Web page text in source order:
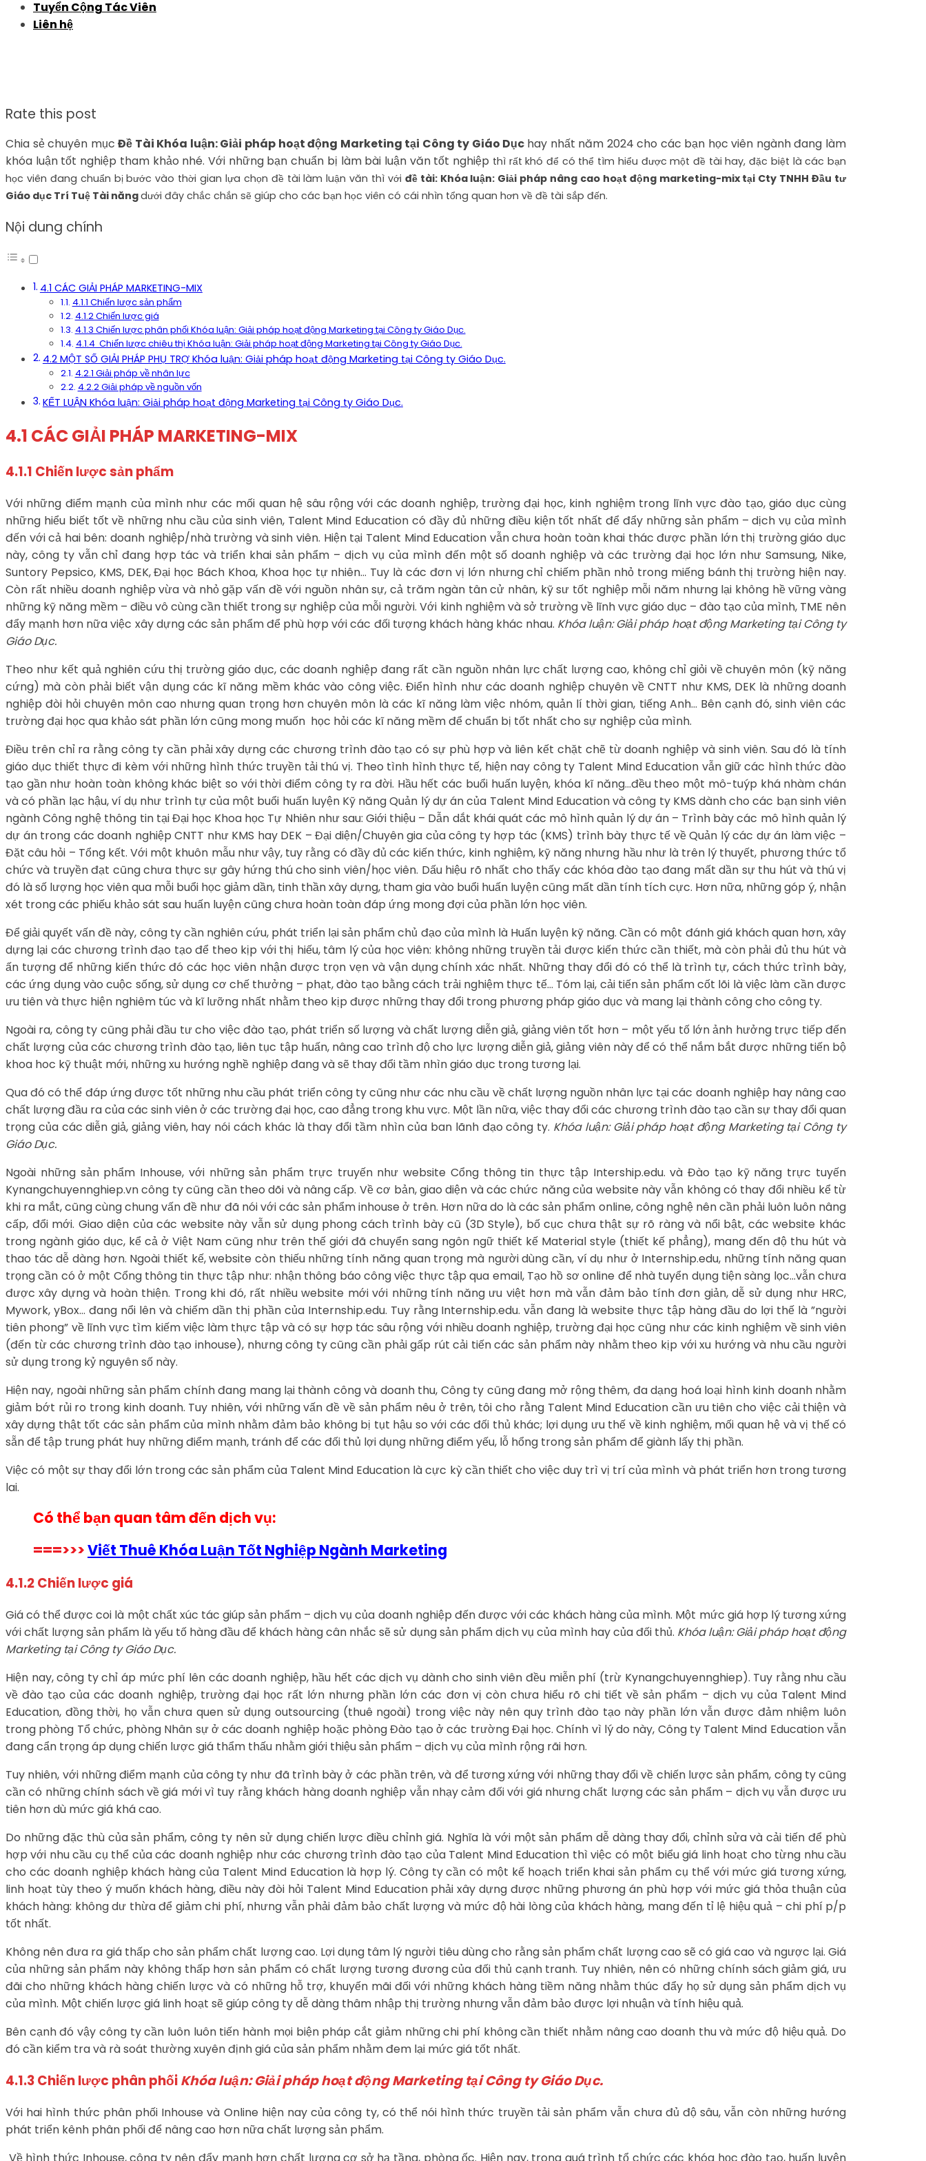
Tuyển Cộng Tác Viên
Liên hệ
Rate this post
Chia sẻ chuyên mụcĐề Tài Khóa luận: Giải pháp hoạt động Marketing tại Công ty Giáo Dục hay nhất năm 2024 cho các bạn học viên ngành đang làm
khóa luận tốt nghiệp tham khảo nhé. Với những bạn chuẩn bị làm bài luận văn tốt nghiệp thì rất khó để có thể tìm hiểu được một đề tài hay, đặc biệt là các bạn
học viên đang chuẩn bị bước vào thời gian lựa chọn đề tài làm luận văn thì với đề tài: Khóa luận: Giải pháp nâng cao hoạt động marketing-mix tại Cty TNHH Đầu tư
Giáo dục Trí Tuệ Tài năngdưới đây chắc chắn sẽ giúp cho các bạn học viên có cái nhìn tổng quan hơn về đề tài sắp đến.
Nội dung chính
4.1 CÁC GIẢI PHÁP MARKETING-MIX
4.1.1 Chiến lược sản phẩm
4.1.2 Chiến lược giá
4.1.3 Chiến lược phân phối Khóa luận: Giải pháp hoạt động Marketing tại Công ty Giáo Dục.
4.1.4 Chiến lược chiêu thị Khóa luận: Giải pháp hoạt động Marketing tại Công ty Giáo Dục.
4.2 MỘT SỐ GIẢI PHÁP PHỤ TRỢ Khóa luận: Giải pháp hoạt động Marketing tại Công ty Giáo Dục.
4.2.1 Giải pháp về nhân lực
4.2.2 Giải pháp về nguồn vốn
KẾT LUẬN Khóa luận: Giải pháp hoạt động Marketing tại Công ty Giáo Dục.
4.1 CÁC GIẢI PHÁP MARKETING-MIX
4.1.1 Chiến lược sản phẩm
Với những điểm mạnh của mình như các mối quan hệ sâu rộng với các doanh nghiệp, trường đại học, kinh nghiệm trong lĩnh vực đào tạo, giáo dục cùng
những hiểu biết tốt về những nhu cầu của sinh viên, Talent Mind Education có đầy đủ những điều kiện tốt nhất để đẩy những sản phẩm – dịch vụ của mình
đến với cả hai bên: doanh nghiệp/nhà trường và sinh viên. Hiện tại Talent Mind Education vẫn chưa hoàn toàn khai thác được phần lớn thị trường giáo dục
này, công ty vẫn chỉ đang hợp tác và triển khai sản phẩm – dịch vụ của mình đến một số doanh nghiệp và các trường đại học lớn như Samsung, Nike,
Suntory Pepsico, KMS, DEK, Đại học Bách Khoa, Khoa học tự nhiên… Tuy là các đơn vị lớn nhưng chỉ chiếm phần nhỏ trong miếng bánh thị trường hiện nay.
Còn rất nhiều doanh nghiệp vừa và nhỏ gặp vấn đề với nguồn nhân sự, cả trăm ngàn tân cử nhân, kỹ sư tốt nghiệp mỗi năm nhưng lại không hề vững vàng
những kỹ năng mềm – điều vô cùng cần thiết trong sự nghiệp của mỗi người. Với kinh nghiệm và sở trường về lĩnh vực giáo dục – đào tạo của mình, TME nên
đẩy mạnh hơn nữa việc xây dựng các sản phẩm để phù hợp với các đối tượng khách hàng khác nhau. Khóa luận: Giải pháp hoạt động Marketing tại Công ty
Giáo Dục.
Theo như kết quả nghiên cứu thị trường giáo dục, các doanh nghiệp đang rất cần nguồn nhân lực chất lượng cao, không chỉ giỏi về chuyên môn (kỹ năng
cứng) mà còn phải biết vận dụng các kĩ năng mềm khác vào công việc. Điển hình như các doanh nghiệp chuyên về CNTT như KMS, DEK là những doanh
nghiệp đòi hỏi chuyên môn cao nhưng quan trọng hơn chuyên môn là các kĩ năng làm việc nhóm, quản lí thời gian, tiếng Anh… Bên cạnh đó, sinh viên các
trường đại học qua khảo sát phần lớn cũng mong muốn học hỏi các kĩ năng mềm để chuẩn bị tốt nhất cho sự nghiệp của mình.
Điều trên chỉ ra rằng công ty cần phải xây dựng các chương trình đào tạo có sự phù hợp và liên kết chặt chẽ từ doanh nghiệp và sinh viên. Sau đó là tính
giáo dục thiết thực đi kèm với những hình thức truyền tải thú vị. Theo tình hình thực tế, hiện nay công ty Talent Mind Education vẫn giữ các hình thức đào
tạo gần như hoàn toàn không khác biệt so với thời điểm công ty ra đời. Hầu hết các buổi huấn luyện, khóa kĩ năng…đều theo một mô-tuýp khá nhàm chán
và có phần lạc hậu, ví dụ như trình tự của một buổi huấn luyện Kỹ năng Quản lý dự án của Talent Mind Education và công ty KMS dành cho các bạn sinh viên
ngành Công nghệ thông tin tại Đại học Khoa học Tự Nhiên như sau: Giới thiệu – Dẫn dắt khái quát các mô hình quản lý dự án – Trình bày các mô hình quản lý
dự án trong các doanh nghiệp CNTT như KMS hay DEK – Đại diện/Chuyên gia của công ty hợp tác (KMS) trình bày thực tế về Quản lý các dự án làm việc –
Đặt câu hỏi – Tổng kết. Với một khuôn mẫu như vậy, tuy rằng có đầy đủ các kiến thức, kinh nghiệm, kỹ năng nhưng hầu như là trên lý thuyết, phương thức tổ
chức và truyền đạt cũng chưa thực sự gây hứng thú cho sinh viên/học viên. Dấu hiệu rõ nhất cho thấy các khóa đào tạo đang mất dần sự thu hút và thú vị
đó là số lượng học viên qua mỗi buổi học giảm dần, tinh thần xây dựng, tham gia vào buổi huấn luyện cũng mất dần tính tích cực. Hơn nữa, những góp ý, nhận
xét trong các phiếu khảo sát sau huấn luyện cũng chưa hoàn toàn đáp ứng mong đợi của phần lớn học viên.
Để giải quyết vấn đề này, công ty cần nghiên cứu, phát triển lại sản phẩm chủ đạo của mình là Huấn luyện kỹ năng. Cần có một đánh giá khách quan hơn, xây
dựng lại các chương trình đạo tạo để theo kịp với thị hiếu, tâm lý của học viên: không những truyền tải được kiến thức cần thiết, mà còn phải đủ thu hút và
ấn tượng để những kiến thức đó các học viên nhận được trọn vẹn và vận dụng chính xác nhất. Những thay đổi đó có thể là trình tự, cách thức trình bày,
các ứng dụng vào cuộc sống, sử dụng cơ chế thưởng – phạt, đào tạo bằng cách trải nghiệm thực tế… Tóm lại, cải tiến sản phẩm cốt lõi là việc làm cần được
ưu tiên và thực hiện nghiêm túc và kĩ lưỡng nhất nhằm theo kịp được những thay đổi trong phương pháp giáo dục và mang lại thành công cho công ty.
Ngoài ra, công ty cũng phải đầu tư cho việc đào tạo, phát triển số lượng và chất lượng diễn giả, giảng viên tốt hơn – một yếu tố lớn ảnh hưởng trực tiếp đến
chất lượng của các chương trình đào tạo, liên tục tập huấn, nâng cao trình độ cho lực lượng diễn giả, giảng viên này để có thể nắm bắt được những tiến bộ
khoa hoc kỹ thuật mới, những xu hướng nghề nghiệp đang và sẽ thay đổi tầm nhìn giáo dục trong tương lại.
Qua đó có thể đáp ứng được tốt những nhu cầu phát triển công ty cũng như các nhu cầu về chất lượng nguồn nhân lực tại các doanh nghiệp hay nâng cao
chất lượng đầu ra của các sinh viên ở các trường đại học, cao đẳng trong khu vực. Một lần nữa, việc thay đổi các chương trình đào tạo cần sự thay đổi quan
trọng của các diễn giả, giảng viên, hay nói cách khác là thay đổi tầm nhìn của ban lãnh đạo công ty. Khóa luận: Giải pháp hoạt động Marketing tại Công ty
Giáo Dục.
Ngoài những sản phẩm Inhouse, với những sản phẩm trực truyến như website Cổng thông tin thực tập Intership.edu. và Đào tạo kỹ năng trực tuyến
Kynangchuyennghiep.vn công ty cũng cần theo dõi và nâng cấp. Về cơ bản, giao diện và các chức năng của website này vẫn không có thay đổi nhiều kể từ
khi ra mắt, cũng cùng chung vấn đề như đã nói với các sản phẩm inhouse ở trên. Hơn nữa do là các sản phẩm online, công nghệ nên cần phải luôn luôn nâng
cấp, đổi mới. Giao diện của các website này vẫn sử dụng phong cách trình bày cũ (3D Style), bố cục chưa thật sự rõ ràng và nổi bật, các website khác
trong ngành giáo dục, kể cả ở Việt Nam cũng như trên thế giới đã chuyển sang ngôn ngữ thiết kế Material style (thiết kế phẳng), mang đến độ thu hút và
thao tác dễ dàng hơn. Ngoài thiết kế, website còn thiếu những tính năng quan trọng mà người dùng cần, ví dụ như ở Internship.edu, những tính năng quan
trọng cần có ở một Cổng thông tin thực tập như: nhận thông báo công việc thực tập qua email, Tạo hồ sơ online để nhà tuyển dụng tiện sàng lọc…vẫn chưa
được xây dựng và hoàn thiện. Trong khi đó, rất nhiều website mới với những tính năng ưu việt hơn mà vẫn đảm bảo tính đơn giản, dễ sử dụng như HRC,
Mywork, yBox… đang nổi lên và chiếm dần thị phần của Internship.edu. Tuy rằng Internship.edu. vẫn đang là website thực tập hàng đầu do lợi thế là ”người
tiên phong” về lĩnh vực tìm kiếm việc làm thực tập và có sự hợp tác sâu rộng với nhiều doanh nghiệp, trường đại học cũng như các kinh nghiệm về sinh viên
(đến từ các chương trình đào tạo inhouse), nhưng công ty cũng cần phải gấp rút cải tiến các sản phẩm này nhằm theo kịp với xu hướng và nhu cầu người
sử dụng trong kỷ nguyên số này.
Hiện nay, ngoài những sản phẩm chính đang mang lại thành công và doanh thu, Công ty cũng đang mở rộng thêm, đa dạng hoá loại hình kinh doanh nhằm
giảm bớt rủi ro trong kinh doanh. Tuy nhiên, với những vấn đề về sản phẩm nêu ở trên, tôi cho rằng Talent Mind Education cần ưu tiên cho việc cải thiện và
xây dựng thật tốt các sản phẩm của mình nhằm đảm bảo không bị tụt hậu so với các đối thủ khác; lợi dụng ưu thế về kinh nghiệm, mối quan hệ và vị thế có
sẵn để tập trung phát huy những điểm mạnh, tránh để các đối thủ lợi dụng những điểm yếu, lỗ hổng trong sản phẩm để giành lấy thị phần.
Việc có một sự thay đổi lớn trong các sản phẩm của Talent Mind Education là cực kỳ cần thiết cho việc duy trì vị trí của mình và phát triển hơn trong tương
lai.
Có thể bạn quan tâm đến dịch vụ:
===>>>Viết Thuê Khóa Luận Tốt Nghiệp Ngành Marketing
4.1.2 Chiến lược giá
Giá có thể được coi là một chất xúc tác giúp sản phẩm – dịch vụ của doanh nghiệp đến được với các khách hàng của mình. Một mức giá hợp lý tương xứng
với chất lượng sản phẩm là yếu tố hàng đầu để khách hàng cân nhắc sẽ sử dụng sản phẩm dịch vụ của mình hay của đối thủ. Khóa luận: Giải pháp hoạt động
Marketing tại Công ty Giáo Dục.
Hiện nay, công ty chỉ áp mức phí lên các doanh nghiệp, hầu hết các dịch vụ dành cho sinh viên đều miễn phí (trừ Kynangchuyennghiep). Tuy rằng nhu cầu
về đào tạo của các doanh nghiệp, trường đại học rất lớn nhưng phần lớn các đơn vị còn chưa hiểu rõ chi tiết về sản phẩm – dịch vụ của Talent Mind
Education, đồng thời, họ vẫn chưa quen sử dụng outsourcing (thuê ngoài) trong việc này nên quy trình đào tạo này phần lớn vẫn được đảm nhiệm luôn
trong phòng Tổ chức, phòng Nhân sự ở các doanh nghiệp hoặc phòng Đào tạo ở các trường Đại học. Chính vì lý do này, Công ty Talent Mind Education vẫn
đang cẩn trọng áp dụng chiến lược giá thẩm thấu nhằm giới thiệu sản phẩm – dịch vụ của mình rộng rãi hơn.
Tuy nhiên, với những điểm mạnh của công ty như đã trình bày ở các phần trên, và để tương xứng với những thay đổi về chiến lược sản phẩm, công ty cũng
cần có những chính sách về giá mới vì tuy rằng khách hàng doanh nghiệp vẫn nhạy cảm đối với giá nhưng chất lượng các sản phẩm – dịch vụ vẫn được ưu
tiên hơn dù mức giá khá cao.
Do những đặc thù của sản phẩm, công ty nên sử dụng chiến lược điều chỉnh giá. Nghĩa là với một sản phẩm dễ dàng thay đổi, chỉnh sửa và cải tiến để phù
hợp với nhu cầu cụ thể của các doanh nghiệp như các chương trình đào tạo của Talent Mind Education thì việc có một biểu giá linh hoạt cho từng nhu cầu
cho các doanh nghiệp khách hàng của Talent Mind Education là hợp lý. Công ty cần có một kế hoạch triển khai sản phẩm cụ thể với mức giá tương xứng,
linh hoạt tùy theo ý muốn khách hàng, điều này đòi hỏi Talent Mind Education phải xây dựng được những phương án phù hợp với mức giá thỏa thuận của
khách hàng: không dư thừa để giảm chi phí, nhưng vẫn phải đảm bảo chất lượng và mức độ hài lòng của khách hàng, mang đến tỉ lệ hiệu quả – chi phí p/p
tốt nhất.
Không nên đưa ra giá thấp cho sản phẩm chất lượng cao. Lợi dụng tâm lý người tiêu dùng cho rằng sản phẩm chất lượng cao sẽ có giá cao và ngược lại. Giá
của những sản phẩm này không thấp hơn sản phẩm có chất lượng tương đương của đối thủ cạnh tranh. Tuy nhiên, nên có những chính sách giảm giá, ưu
đãi cho những khách hàng chiến lược và có những hỗ trợ, khuyến mãi đối với những khách hàng tiềm năng nhằm thúc đẩy họ sử dụng sản phẩm dịch vụ
của mình. Một chiến lược giá linh hoạt sẽ giúp công ty dễ dàng thâm nhập thị trường nhưng vẫn đảm bảo được lợi nhuận và tính hiệu quả.
Bên cạnh đó vậy công ty cần luôn luôn tiến hành mọi biện pháp cắt giảm những chi phí không cần thiết nhằm nâng cao doanh thu và mức độ hiệu quả. Do
đó cần kiểm tra và rà soát thường xuyên định giá của sản phẩm nhằm đem lại mức giá tốt nhất.
4.1.3 Chiến lược phân phốiKhóa luận: Giải pháp hoạt động Marketing tại Công ty Giáo Dục.
Với hai hình thức phân phối Inhouse và Online hiện nay của công ty, có thể nói hình thức truyền tải sản phẩm vẫn chưa đủ độ sâu, vẫn còn những hướng
phát triển kênh phân phối để nâng cao hơn nữa chất lượng sản phẩm.
Về hình thức Inhouse, công ty nên đẩy mạnh hơn chất lượng cơ sở hạ tầng, phòng ốc. Hiện nay, trong quá trình tổ chức các khóa học đào tạo, huấn luyện